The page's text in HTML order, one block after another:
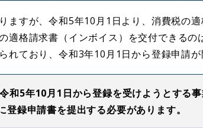
ますが、令和5年10月1日より、消費税の
適格請求書（インボイス）を交付できるの
れており、令和3年10月1日から登録申請が
和5年10月1日から登録を受けようとする
録申請書を提出する必要があります。